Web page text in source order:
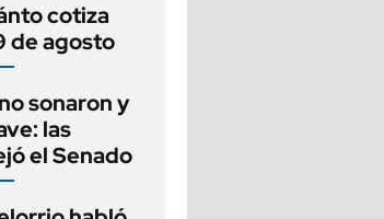
cotiza
de agosto
sonaron y
las
el Senado